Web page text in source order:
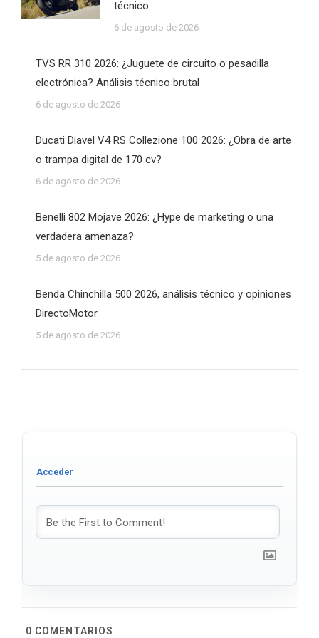
técnico
6 de agosto de 2026
TVS RR 310 2026: ¿Juguete de circuito o pesadilla
electrónica? Análisis técnico brutal
6 de agosto de 2026
Ducati Diavel V4 RS Collezione 100 2026: ¿Obra de arte
o trampa digital de 170 cv?
6 de agosto de 2026
Benelli 802 Mojave 2026: ¿Hype de marketing o una
verdadera amenaza?
5 de agosto de 2026
Benda Chinchilla 500 2026, análisis técnico y opiniones
DirectoMotor
5 de agosto de 2026
0 COMENTARIOS